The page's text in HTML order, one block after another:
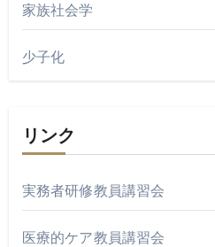
家族社会学
少子化
リンク
実務者研修教員講習会
医療的ケア教員講習会